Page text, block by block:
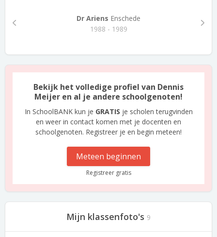
Dr Ariens Enschede
1988 - 1989
Bekijk het volledige profiel van Dennis
Meijer en al je andere schoolgenoten!
In SchoolBANK kun je GRATIS je scholen terugvinden
en weer in contact komen met je docenten en
schoolgenoten. Registreer je en begin meteen!
Meteen beginnen
Registreer gratis
Mijn klassenfoto's 9